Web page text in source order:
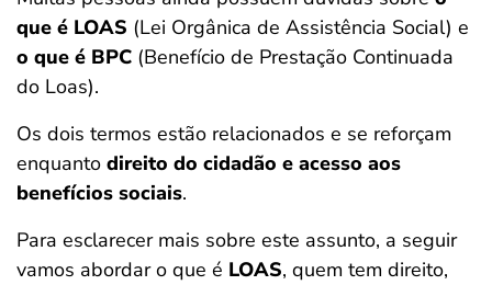
que é LOAS (Lei Orgânica de Assistência Social) e
o que é BPC (Benefício de Prestação Continuada
do Loas).
Os dois termos estão relacionados e se reforçam
enquanto direito do cidadão e acesso aos
benefícios sociais.
Para esclarecer mais sobre este assunto, a seguir
vamos abordar o que é LOAS, quem tem direito,